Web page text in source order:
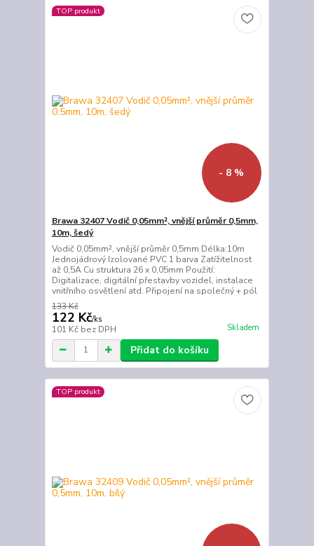
TOP produkt
- 8 %
Brawa 32407 Vodič 0,05mm², vnější průměr 0,5mm,
10m, šedý
Vodič 0,05mm², vnější průměr 0,5mm Délka:10m
Jednojádrový Izolované PVC 1 barva Zatížitelnost
až 0,5A Cu struktura 26 x 0,05mm Použití:
Digitalizace, digitální přestavby vozidel, instalace
vnitřního osvětlení atd. Připojení na společný + pól
133 Kč
122 Kč/ks
101 Kč bez DPH Skladem
Přidat do košíku
TOP produkt